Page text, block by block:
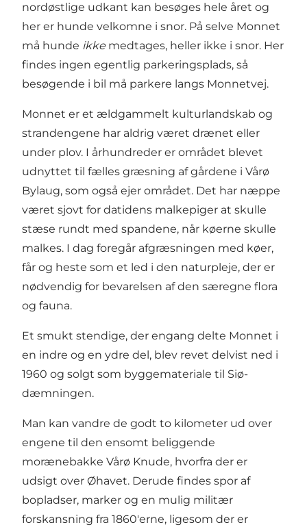
nordøstlige udkant kan besøges hele året og
her er hunde velkomne i snor. På selve Monnet
må hunde ikke medtages, heller ikke i snor. Her
findes ingen egentlig parkeringsplads, så
besøgende i bil må parkere langs Monnetvej.
Monnet er et ældgammelt kulturlandskab og
strandengene har aldrig været drænet eller
under plov. I århundreder er området blevet
udnyttet til fælles græsning af gårdene i Vårø
Bylaug, som også ejer området. Det har næppe
været sjovt for datidens malkepiger at skulle
stæse rundt med spandene, når køerne skulle
malkes. I dag foregår afgræsningen med køer,
får og heste som et led i den naturpleje, der er
nødvendig for bevarelsen af den særegne flora
og fauna.
Et smukt stendige, der engang delte Monnet i
en indre og en ydre del, blev revet delvist ned i
1960 og solgt som byggemateriale til Siø-
dæmningen.
Man kan vandre de godt to kilometer ud over
engene til den ensomt beliggende
morænebakke Vårø Knude, hvorfra der er
udsigt over Øhavet. Derude findes spor af
bopladser, marker og en mulig militær
forskansning fra 1860'erne, ligesom der er